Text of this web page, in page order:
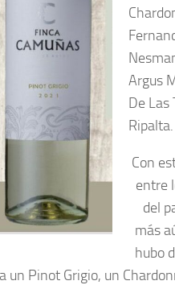
Argus
De Las
Ripalta.
Con
entre
del
más
hubo
un Pinot Grigio, un